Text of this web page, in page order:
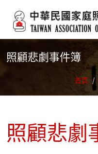
照顧悲劇事件簿
首頁 /
照顧悲劇